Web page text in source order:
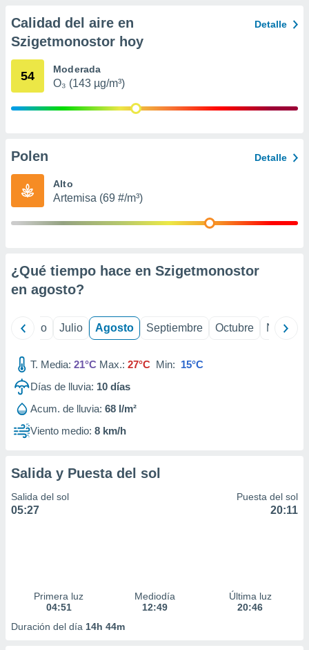
e
mediante
publicidad
de
Calidad del aire en
Szigetmonostor hoy
Detalle
54 Moderada
O₃ (143 µg/m³)
Polen Detalle
Alto
Artemisa (69 #/m³)
¿Qué tiempo hace en Szigetmonostor
en agosto?
Junio Julio Agosto Septiembre Octubre
T. Media: 21°C Max.: 27°C Min: 15°C
Días de lluvia: 10 días
Acum. de lluvia: 68 l/m²
Viento medio: 8 km/h
Salida y Puesta del sol
Salida del sol
05:27
Puesta del sol
20:11
Primera luz
04:51
Mediodía
12:49
Última luz
20:46
Duración del día 14h 44m